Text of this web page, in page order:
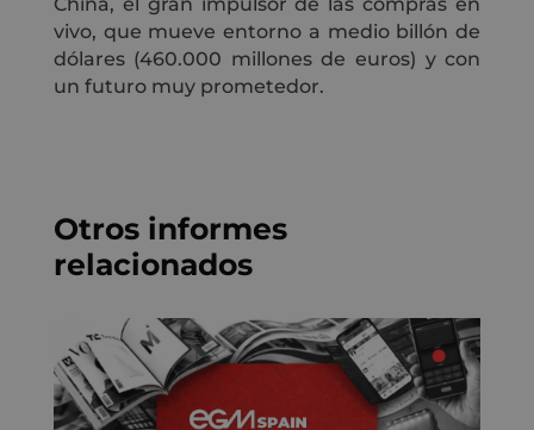
vivo, que mueve entorno a medio billón de
dólares (460.000 millones de euros) y con
un futuro muy prometedor.
Otros informes
relacionados